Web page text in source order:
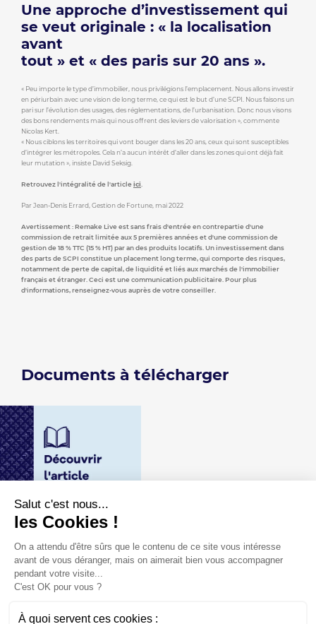
Une approche d’investissement qui
se veut originale : « la localisation
avant
tout » et « des paris sur 20 ans ».
« Peu importe le type d’immobilier, nous privilégions l’emplacement. Nous allons investir
en périurbain avec une vision de long terme, ce qui est le but d’une SCPI. Nous faisons un
pari sur l’évolution des usages, des réglementations, de l’urbanisation. Donc nous visons
des bons rendements mais qui nous offrent des leviers de valorisation », commente
Nicolas Kert.
« Nous ciblons les territoires qui vont bouger dans les 20 ans, ceux qui sont susceptibles
d’intégrer les métropoles. Cela n’a aucun intérêt d’aller dans les zones qui ont déjà fait
leur mutation », insiste David Seksig.
Retrouvez l'intégralité de l'articleici
Par Jean-Denis Errard, Gestion de Fortune, mai 2022
Avertissement : Remake Live est sans frais d'entrée en contrepartie d'une
commission de retrait limitée aux 5 premières années et d'une commission de
gestion de 18 % TTC (15 % HT) par an des produits locatifs. Un investissement dans
des parts de SCPI constitue un placement long terme, qui comporte des risques,
notamment de perte de capital, de liquidité et liés aux marchés de l'immobilier
français et étranger. Ceci est une communication publicitaire. Pour plus
d'informations, renseignez-vous auprès de votre conseiller.
Documents à télécharger
18.05.2022
Remake Live : une
nouvelle SCPI sans
frais d'entrée
Télécharger
Salut c'est nous...
les Cookies !
On a attendu d'être sûrs que le contenu de ce site vous intéresse
avant de vous déranger, mais on aimerait bien vous accompagner
pendant votre visite...
C'est OK pour vous ?
À quoi servent ces cookies :